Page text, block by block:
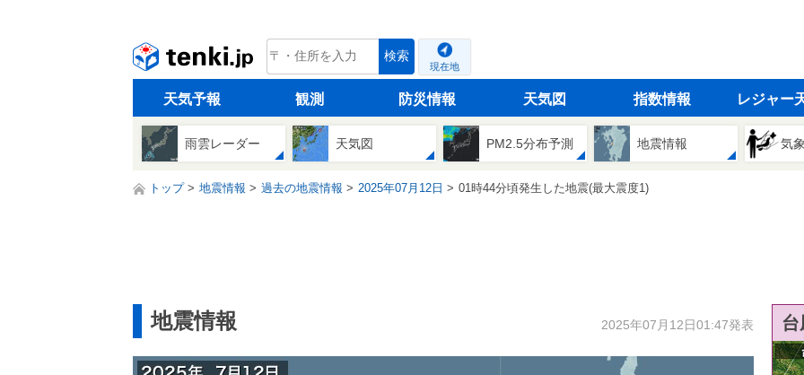
tenki.jp 検索
現在地
天気予報 観測 防災情報 天気図 指数情報 レジャー
雨雲レーダー 天気図 PM2.5分布予測 地震情報 気
トップ 地震情報 過去の地震情報 2025年07月12日 01時44分頃発生した地震(最大震度1)
地震情報 2025年07月12日01:47発表